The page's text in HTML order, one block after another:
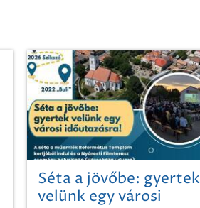
Séta a jövőbe: gyertek
velünk egy városi